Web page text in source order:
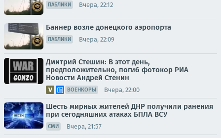
ПАБЛИКИ Вчера, 22:12
Баннер возле донецкого аэропорта
ПАБЛИКИ Вчера, 22:09
Дмитрий Стешин: В этот день,
предположительно, погиб фотокор РИА
Новости Андрей Стенин
ВОЕНКОРЫ Вчера, 22:00
Шесть мирных жителей ДНР получили ранения
при сегодняшних атаках БПЛА ВСУ
СМИ Вчера, 21:57